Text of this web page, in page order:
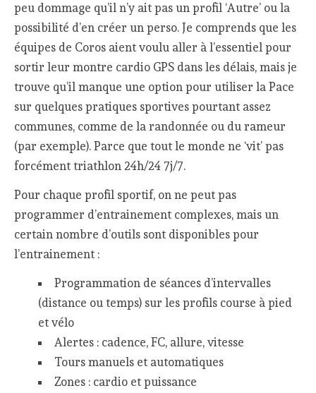
peu dommage qu’il n’y ait pas un profil ‘Autre’ ou la
possibilité d’en créer un perso. Je comprends que les
équipes de Coros aient voulu aller à l’essentiel pour
sortir leur montre cardio GPS dans les délais, mais je
trouve qu’il manque une option pour utiliser la Pace
sur quelques pratiques sportives pourtant assez
communes, comme de la randonnée ou du rameur
(par exemple). Parce que tout le monde ne ‘vit’ pas
forcément triathlon 24h/24 7j/7.
Pour chaque profil sportif, on ne peut pas
programmer d’entrainement complexes, mais un
certain nombre d’outils sont disponibles pour
l’entrainement :
Programmation de séances d’intervalles
(distance ou temps) sur les profils course à pied
et vélo
Alertes : cadence, FC, allure, vitesse
Tours manuels et automatiques
Zones : cardio et puissance